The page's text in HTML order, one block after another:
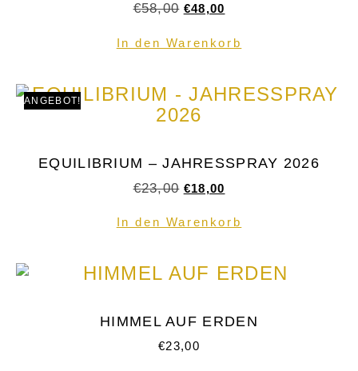
€58,00 €48,00
In den Warenkorb
ANGEBOT!
EQUILIBRIUM – JAHRESSPRAY 2026
€23,00 €18,00
In den Warenkorb
HIMMEL AUF ERDEN
€23,00